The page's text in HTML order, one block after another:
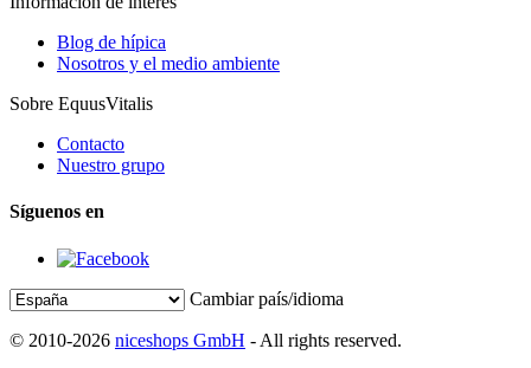
Blog de hípica
Nosotros y el medio ambiente
Sobre EquusVitalis
Contacto
Nuestro grupo
Síguenos en
Cambiar país/idioma
© 2010-2026 niceshops GmbH - All rights reserved.